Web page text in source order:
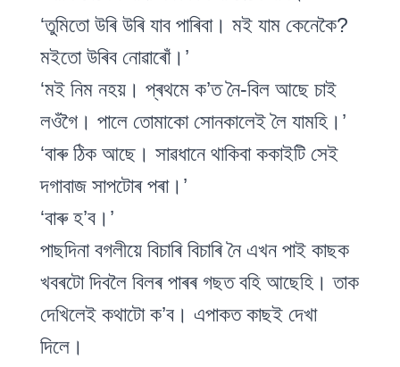
‘তুমিতো উৰি উৰি যাব পাৰিবা। মই যাম কেনেকৈ?
মইতো উৰিব নোৱাৰোঁ।’
‘মই নিম নহয়। প্ৰথমে ক’ত নৈ-বিল আছে চাই
লওঁগৈ। পালে তোমাকো সোনকালেই লৈ যামহি।’
‘বাৰু ঠিক আছে। সাৱধানে থাকিবা ককাইটি সেই
দগাবাজ সাপটোৰ পৰা।’
‘বাৰু হ’ব।’
পাছদিনা বগলীয়ে বিচাৰি বিচাৰি নৈ এখন পাই কাছক
খবৰটো দিবলৈ বিলৰ পাৰৰ গছত বহি আছেহি। তাক
দেখিলেই কথাটো ক’ব। এপাকত কাছই দেখা
দিলে।